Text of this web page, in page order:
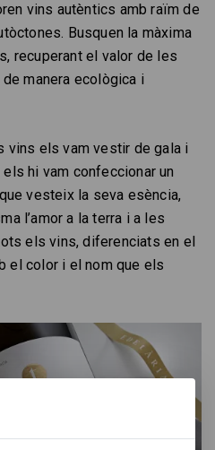
vins autèntics amb raïm de
Busquen la màxima
recuperant el valor de les
manera ecològica i
vins els vam vestir de gala i
hi vam confeccionar un
vesteix la seva esència,
l’amor a la terra i a les
els vins, diferenciats en el
el color i el nom que els